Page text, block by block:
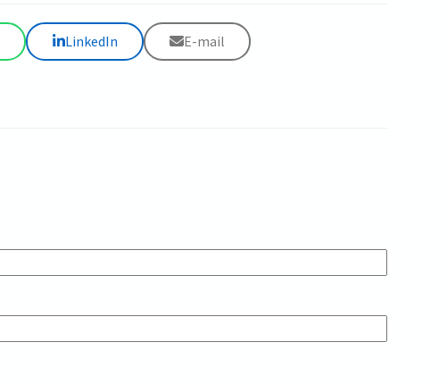
LinkedIn E-mail